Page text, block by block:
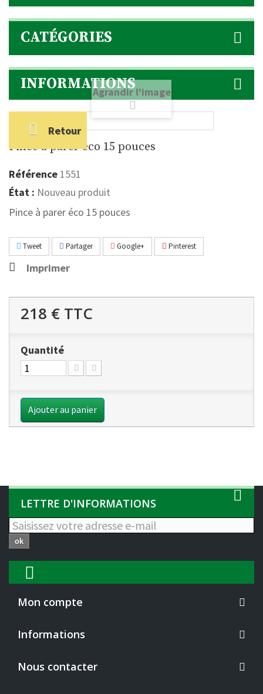
CATÉGORIES
INFORMATIONS
Retour
Agrandir l'image
Pince à parer éco 15 pouces
Référence 1551
État : Nouveau produit
Pince à parer éco 15 pouces
Tweet Partager Google+ Pinterest
Imprimer
218 € TTC
Quantité
Ajouter au panier
LETTRE D'INFORMATIONS
ok
Mon compte
Informations
Nous contacter